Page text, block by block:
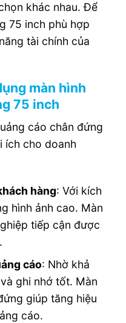
khác nhau. Để
75 inch phù hợp
tài chính của
màn hình
75 inch
cáo chân đứng
ích cho doanh
hàng: Với kích
hình ảnh cao. Màn
tiếp cận được
cáo: Nhờ khả
ghi nhớ tốt. Màn
giúp tăng hiệu
cáo.